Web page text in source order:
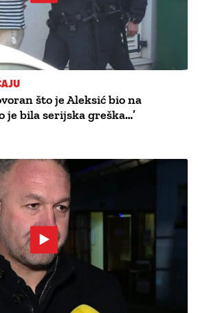
što je Aleksić bio na
je bila serijska greška…’